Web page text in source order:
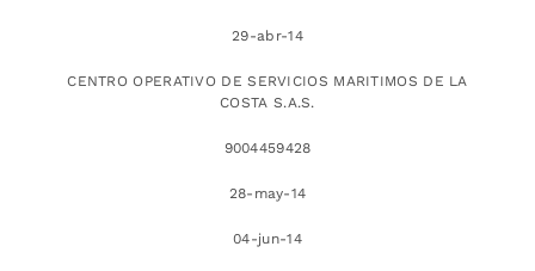
29-abr-14
CENTRO OPERATIVO DE SERVICIOS MARITIMOS DE LA
COSTA S.A.S.
9004459428
28-may-14
04-jun-14